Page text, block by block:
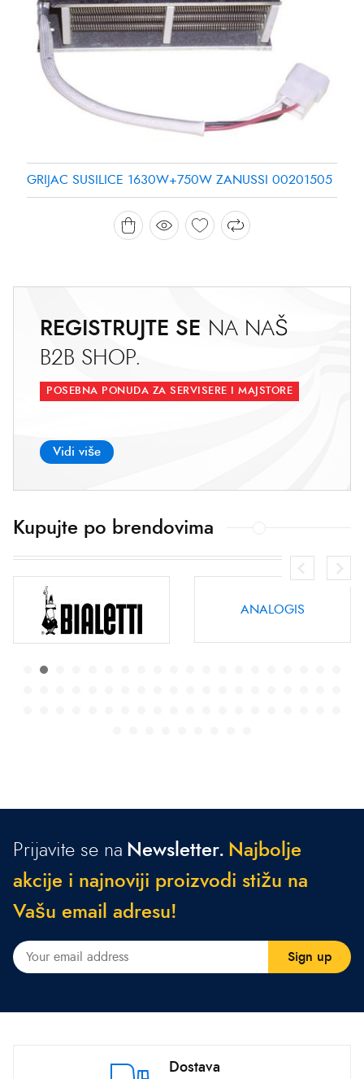
GRIJAC SUSILICE 1630W+750W ZANUSSI 00201505
REGISTRUJTE SE NA NAŠ
B2B SHOP.
POSEBNA PONUDA ZA SERVISERE I MAJSTORE
Vidi više
Kupujte po brendovima
ANALOGIS
Prijavite se na Newsletter. Naj bo je
a kcije i najnoviji proizvod i stižu na
Vašu emai ad resu!
Dostava